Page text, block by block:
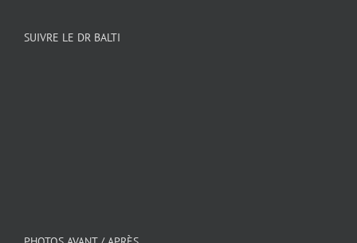
SUIVRE LE DR BALTI